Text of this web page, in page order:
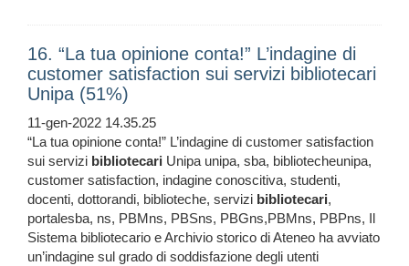
16. “La tua opinione conta!” L’indagine di
customer satisfaction sui servizi bibliotecari
Unipa (51%)
11-gen-2022 14.35.25
“La tua opinione conta!” L’indagine di customer satisfaction
sui servizi bibliotecari Unipa unipa, sba, bibliotecheunipa,
customer satisfaction, indagine conoscitiva, studenti,
docenti, dottorandi, biblioteche, servizi bibliotecari,
portalesba, ns, PBMns, PBSns, PBGns,PBMns, PBPns, Il
Sistema bibliotecario e Archivio storico di Ateneo ha avviato
un’indagine sul grado di soddisfazione degli utenti